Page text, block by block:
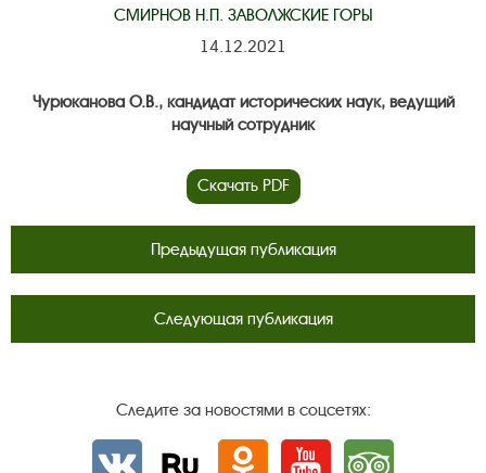
СМИРНОВ Н.П. ЗАВОЛЖСКИЕ ГОРЫ
14.12.2021
Чурюканова О.В., кандидат исторических наук, ведущий
научный сотрудник
Скачать PDF
Предыдущая публикация
Следующая публикация
Следите за новостями в соцсетях:
Вконтактеrutube Одноклассники
YouTube Трипадвизор